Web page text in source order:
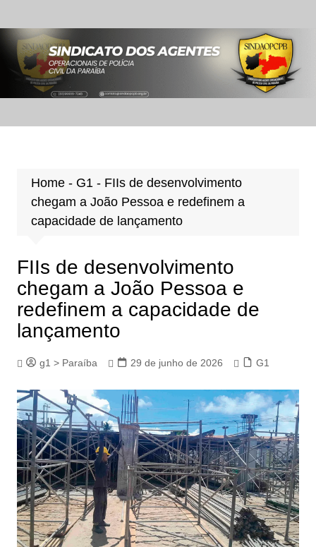
para
conteúdo
Home- G1 - FIIs de desenvolvimento
chegam a João Pessoa e redefinem a
capacidade de lançamento
FIIs de desenvolvimento
chegam a João Pessoa e
redefinem a capacidade de
lançamento
g1 > Paraíba 29 de junho de 2026 G1